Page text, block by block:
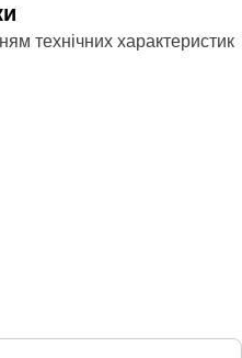
технічних характеристик